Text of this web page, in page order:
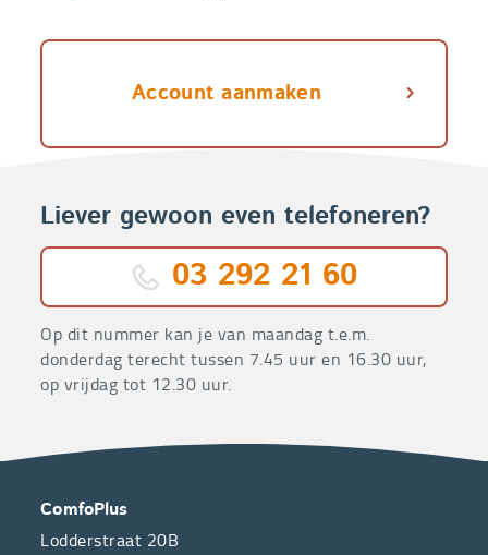
Account aanmaken
Liever gewoon even telefoneren?
03 292 21 60
Op dit nummer kan je van maandag t.e.m.
donderdag terecht tussen 7.45 uur en 16.30 uur,
op vrijdag tot 12.30 uur.
OVER
ONS
CONTACT
ComfoPlus
Lodderstraat 20B